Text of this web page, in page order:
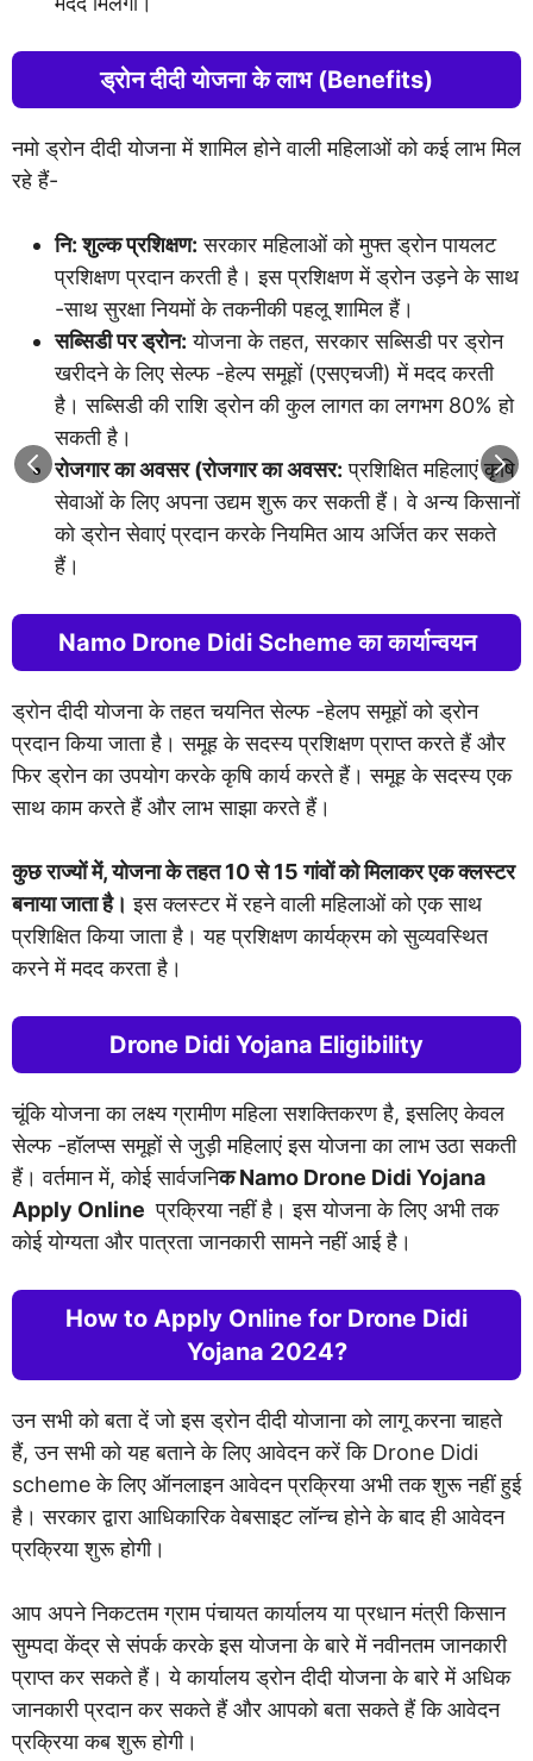
ड्रोन दीदी योजना के लाभ (Benefits)
नमो ड्रोन दीदी योजना में शामिल होने वाली महिलाओं को कई लाभ मिल
रहे हैं-
नि: शुल्क प्रशिक्षण: सरकार महिलाओं को मुफ्त ड्रोन पायलट
प्रशिक्षण प्रदान करती है। इस प्रशिक्षण में ड्रोन उड़ने के साथ
-साथ सुरक्षा नियमों के तकनीकी पहलू शामिल हैं।
सब्सिडी पर ड्रोन: योजना के तहत, सरकार सब्सिडी पर ड्रोन
खरीदने के लिए सेल्फ -हेल्प समूहों (एसएचजी) में मदद करती
है। सब्सिडी की राशि ड्रोन की कुल लागत का लगभग 80% हो
सकती है।
रोजगार का अवसर (रोजगार का अवसर: प्रशिक्षित महिलाएं कृषि
सेवाओं के लिए अपना उद्यम शुरू कर सकती हैं। वे अन्य किसानों
को ड्रोन सेवाएं प्रदान करके नियमित आय अर्जित कर सकते
हैं।
Namo Drone Didi Scheme का कार्यान्वयन
ड्रोन दीदी योजना के तहत चयनित सेल्फ -हेलप समूहों को ड्रोन
प्रदान किया जाता है। समूह के सदस्य प्रशिक्षण प्राप्त करते हैं और
फिर ड्रोन का उपयोग करके कृषि कार्य करते हैं। समूह के सदस्य एक
साथ काम करते हैं और लाभ साझा करते हैं।
कुछ राज्यों में, योजना के तहत 10 से 15 गांवों को मिलाकर एक क्लस्टर
बनाया जाता है। इस क्लस्टर में रहने वाली महिलाओं को एक साथ
प्रशिक्षित किया जाता है। यह प्रशिक्षण कार्यक्रम को सुव्यवस्थित
करने में मदद करता है।
Drone Didi Yojana Eligibility
चूंकि योजना का लक्ष्य ग्रामीण महिला सशक्तिकरण है, इसलिए केवल
सेल्फ -हॉलप्स समूहों से जुड़ी महिलाएं इस योजना का लाभ उठा सकती
हैं। वर्तमान में, कोई सार्वजनिक Namo Drone Didi Yojana
Apply Online प्रक्रिया नहीं है। इस योजना के लिए अभी तक
कोई योग्यता और पात्रता जानकारी सामने नहीं आई है।
How to Apply Online for Drone Didi
Yojana 2024?
उन सभी को बता दें जो इस ड्रोन दीदी योजाना को लागू करना चाहते
हैं, उन सभी को यह बताने के लिए आवेदन करें कि Drone Didi
scheme के लिए ऑनलाइन आवेदन प्रक्रिया अभी तक शुरू नहीं हुई
है। सरकार द्वारा आधिकारिक वेबसाइट लॉन्च होने के बाद ही आवेदन
प्रक्रिया शुरू होगी।
आप अपने निकटतम ग्राम पंचायत कार्यालय या प्रधान मंत्री किसान
सुम्पदा केंद्र से संपर्क करके इस योजना के बारे में नवीनतम जानकारी
प्राप्त कर सकते हैं। ये कार्यालय ड्रोन दीदी योजना के बारे में अधिक
जानकारी प्रदान कर सकते हैं और आपको बता सकते हैं कि आवेदन
प्रक्रिया कब शुरू होगी।